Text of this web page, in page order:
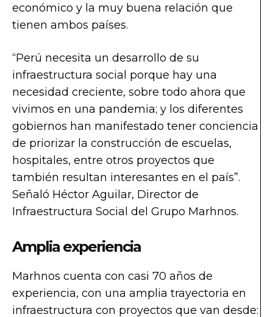
económico y la muy buena relación que
tienen ambos países.
“Perú necesita un desarrollo de su
infraestructura social porque hay una
necesidad creciente, sobre todo ahora que
vivimos en una pandemia; y los diferentes
gobiernos han manifestado tener conciencia
de priorizar la construcción de escuelas,
hospitales, entre otros proyectos que
también resultan interesantes en el país”.
Señaló Héctor Aguilar, Director de
Infraestructura Social del Grupo Marhnos.
Amplia experiencia
Marhnos cuenta con casi 70 años de
experiencia, con una amplia trayectoria en
infraestructura con proyectos que van desde: